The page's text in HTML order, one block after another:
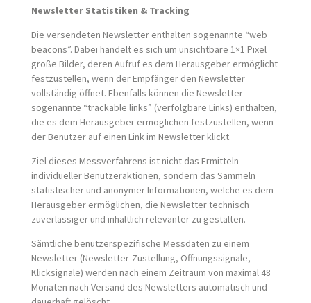
Newsletter Statistiken & Tracking
Die versendeten Newsletter enthalten sogenannte “web
beacons”. Dabei handelt es sich um unsichtbare 1×1 Pixel
große Bilder, deren Aufruf es dem Herausgeber ermöglicht
festzustellen, wenn der Empfänger den Newsletter
vollständig öffnet. Ebenfalls können die Newsletter
sogenannte “trackable links” (verfolgbare Links) enthalten,
die es dem Herausgeber ermöglichen festzustellen, wenn
der Benutzer auf einen Link im Newsletter klickt.
Ziel dieses Messverfahrens ist nicht das Ermitteln
individueller Benutzeraktionen, sondern das Sammeln
statistischer und anonymer Informationen, welche es dem
Herausgeber ermöglichen, die Newsletter technisch
zuverlässiger und inhaltlich relevanter zu gestalten.
Sämtliche benutzerspezifische Messdaten zu einem
Newsletter (Newsletter-Zustellung, Öffnungssignale,
Klicksignale) werden nach einem Zeitraum von maximal 48
Monaten nach Versand des Newsletters automatisch und